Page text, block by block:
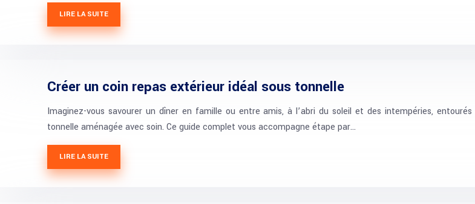
LIRE LA SUITE
Créer un coin repas extérieur idéal sous tonnelle
Imaginez-vous savourer un dîner en famille ou entre amis, à l’abri du soleil et des intempéries,
tonnelle aménagée avec soin. Ce guide complet vous accompagne étape par…
LIRE LA SUITE